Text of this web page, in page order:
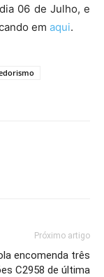
06 de Julho, e
em aqui.
Próximo artigo
encomenda três
C2958 de última